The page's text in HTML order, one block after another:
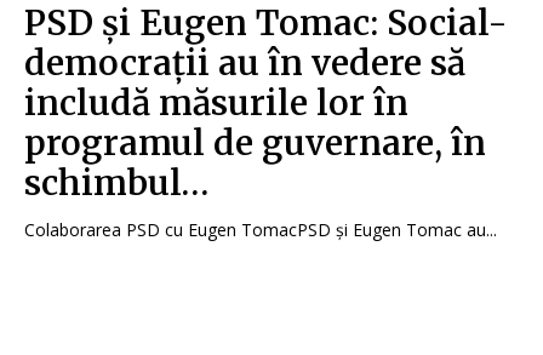
PSD și Eugen Tomac: Social-
democrații au în vedere să
includă măsurile lor în
programul de guvernare, în
schimbul…
Colaborarea PSD cu Eugen TomacPSD și Eugen Tomac au...